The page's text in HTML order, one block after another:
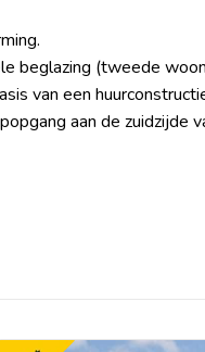
beglazing (tweede
van een
aan de zuidzijde